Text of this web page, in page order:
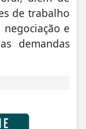
de trabalho
e
demandas